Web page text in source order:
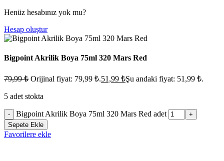
Henüz hesabınız yok mu?
Hesap oluştur
Bigpoint Akrilik Boya 75ml 320 Mars Red
79,99₺ Orijinal fiyat: 79,99 ₺.51,99 ₺Şu andaki fiyat: 51,99 ₺.
5 adet stokta
- Bigpoint Akrilik Boya 75ml 320 Mars Red adet
+
Sepete Ekle
Favorilere ekle